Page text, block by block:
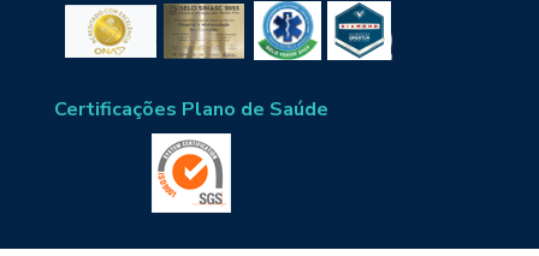
Certificações Plano de Saúde